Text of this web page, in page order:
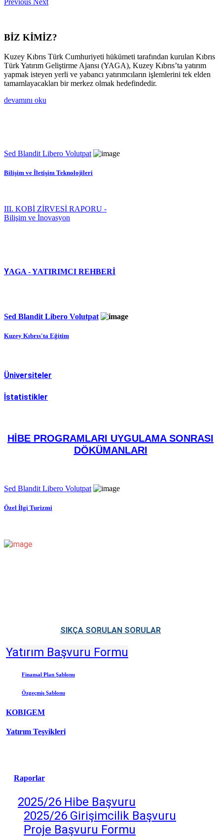
BİZ KİMİZ?
Kuzey Kıbrıs Türk Cumhuriyeti hükümeti tarafından kurulan Kıbrıs
Türk Yatırım Geliştirme Ajansı (YAGA), Kuzey Kıbrıs’ta yatırım
yapmak isteyen yerli ve yabancı yatırımcıların işlemlerini tek elden
tamamlayacakları bir merkez olmak hedefindedir.
devamını oku
Sed Blandit Libero Volutpat
Bilişim ve İletişim Teknolojileri
III. KOBİ ZİRVESİ RAPORU -
Bilişim ve İnovasyon
YAGA - YATIRIMCI REHBERİ
Sed Blandit Libero Volutpat
Kuzey Kıbrıs'ta Eğitim
Üniversiteler
İstatistikler
HİBE PROGRAMLARI UYGULAMA SONRASI
DÖKÜMANLARI
Sed Blandit Libero Volutpat
Özel İlgi Turizmi
SIKÇA SORULAN SORULAR
Yatırım Başvuru Formu
Finansal Plan Şablonu
Özgeçmiş Şablonu
KOBIGEM
Yatırım Teşvikleri
Raporlar
2025/26 Hibe Başvuru
2025/26 Girişimcilik Başvuru
Proje Başvuru Formu